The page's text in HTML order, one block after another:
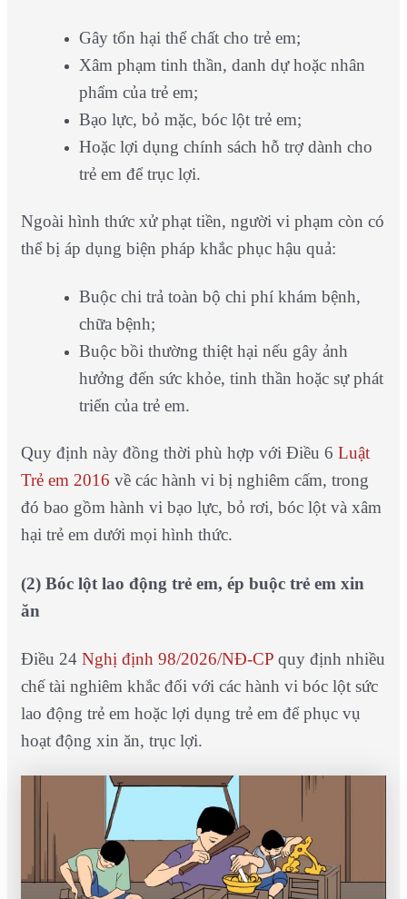
Gây tổn hại thể chất cho trẻ em;
Xâm phạm tinh thần, danh dự hoặc nhân
phẩm của trẻ em;
Bạo lực, bỏ mặc, bóc lột trẻ em;
Hoặc lợi dụng chính sách hỗ trợ dành cho
trẻ em để trục lợi.
Ngoài hình thức xử phạt tiền, người vi phạm còn có
thể bị áp dụng biện pháp khắc phục hậu quả:
Buộc chi trả toàn bộ chi phí khám bệnh,
chữa bệnh;
Buộc bồi thường thiệt hại nếu gây ảnh
hưởng đến sức khỏe, tinh thần hoặc sự phát
triển của trẻ em.
Quy định này đồng thời phù hợp với Điều 6 Luật
Trẻ em 2016 về các hành vi bị nghiêm cấm, trong
đó bao gồm hành vi bạo lực, bỏ rơi, bóc lột và xâm
hại trẻ em dưới mọi hình thức.
(2) Bóc lột lao động trẻ em, ép buộc trẻ em xin
ăn
Điều 24 Nghị định 98/2026/NĐ-CPquy định nhiều
chế tài nghiêm khắc đối với các hành vi bóc lột sức
lao động trẻ em hoặc lợi dụng trẻ em để phục vụ
hoạt động xin ăn, trục lợi.